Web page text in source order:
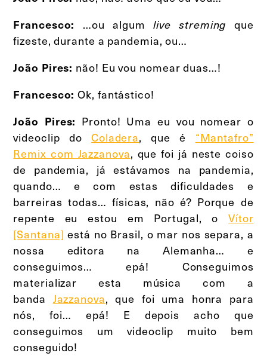
Francesco: …ou algumlive streming que
fizeste, durante a pandemia, ou…
João Pires: não! Eu vou nomear duas…!
Francesco: Ok, fantástico!
João Pires: Pronto! Uma eu vou nomear o
videoclip do Coladera, que é “Mantafro”
Remix com Jazzanova, que foi já neste coiso
de pandemia, já estávamos na pandemia,
quando… e com estas dificuldades e
barreiras todas… físicas, não é? Porque de
repente eu estou em Portugal, oVítor
[Santana] está no Brasil, o mar nos separa, a
nossa editora na Alemanha… e
conseguimos… epá! Conseguimos
materializar esta música com a
banda Jazzanova, que foi uma honra para
nós, foi… epá! E depois acho que
conseguimos um videoclip muito bem
conseguido!